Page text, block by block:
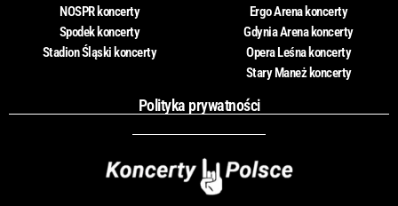
NOSPR koncerty
Spodek koncerty
Stadion Śląski koncerty
Ergo Arena koncerty
Gdynia Arena koncerty
Opera Leśna koncerty
Stary Maneż koncerty
Polityka prywatności